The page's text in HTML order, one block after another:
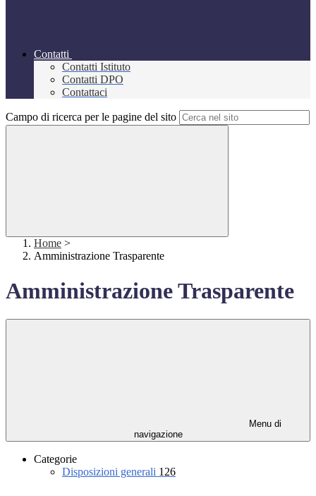
Contatti
Contatti Istituto
Contatti DPO
Contattaci
Campo di ricerca per le pagine del sito
Home >
Amministrazione Trasparente
Amministrazione Trasparente
Menu di
navigazione
Categorie
Disposizioni generali 126